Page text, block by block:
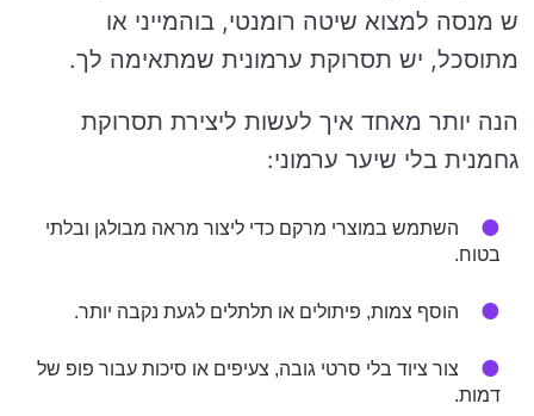
ש מנסה למצוא שיטה רומנטי, בוהמייני או
מתוסכל, יש תסרוקת ערמונית שמתאימה לך.
הנה יותר מאחד איך לעשות ליצירת תסרוקת
גחמנית בלי שיער ערמוני:
השתמש במוצרי מרקם כדי ליצור מראה מבולגן ובלתי
בטוח.
הוסף צמות, פיתולים או תלתלים לגעת נקבה יותר.
צור ציוד בלי סרטי גובה, צעיפים או סיכות עבור פופ של
דמות.